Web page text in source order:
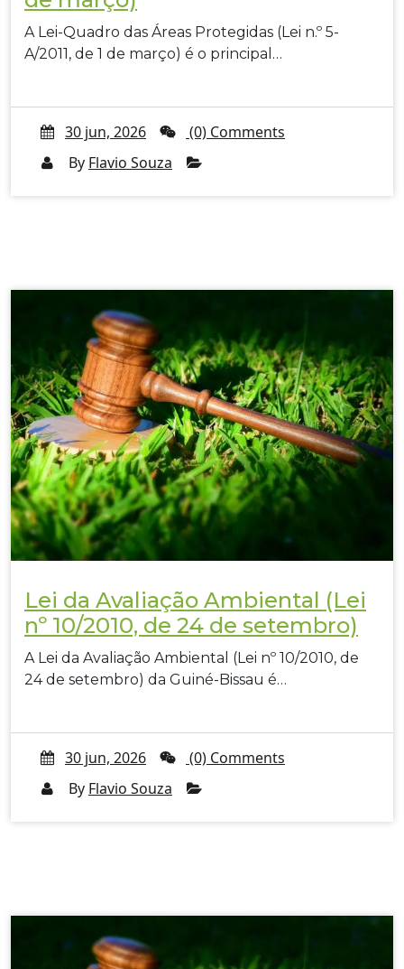
A Lei-Quadro das Áreas Protegidas (Lei n.º 5-
A/2011, de 1 de março) é o principal…
30 jun, 2026
(0) Comments
By Flavio Souza
Lei da Avaliação Ambiental (Lei
nº 10/2010, de 24 de setembro)
A Lei da Avaliação Ambiental (Lei nº 10/2010, de
24 de setembro) da Guiné-Bissau é…
30 jun, 2026
(0) Comments
By Flavio Souza